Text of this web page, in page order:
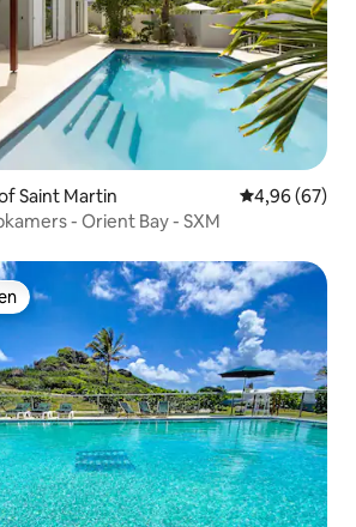
Saint Martin Gemiddelde
4,96 (67)
- Orient Bay - SXM